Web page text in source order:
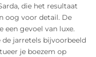
die het resultaat
oog voor detail. De
een gevoel van luxe.
jarretels bijvoorbeeld
je boezem op